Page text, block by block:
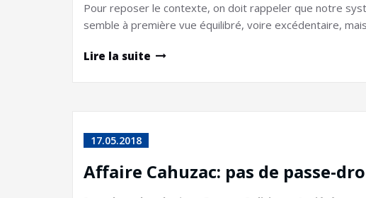
Pour reposer le contexte, on doit rappeler que notre
semble à première vue équilibré, voire excédentaire,
Lire la suite
17.05.2018
Affaire Cahuzac: pas de passe-